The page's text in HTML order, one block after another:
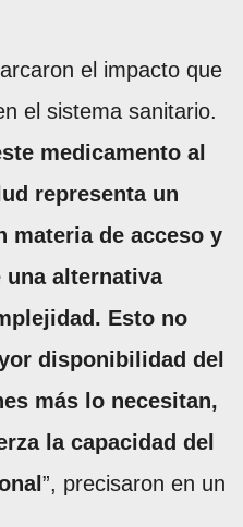
el impacto que
el sistema sanitario.
medicamento al
representa un
materia de acceso y
una alternativa
Esto no
disponibilidad del
más lo necesitan,
la capacidad del
”, precisaron en un